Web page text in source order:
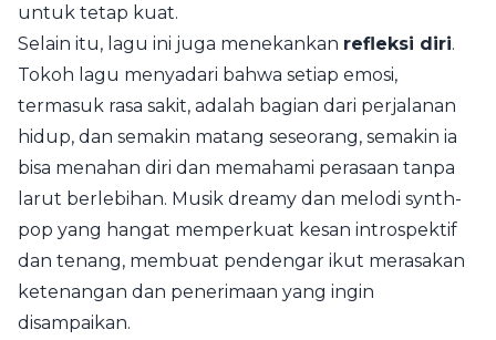
untuk tetap kuat.
Selain itu, lagu ini juga menekankan refleksi diri.
Tokoh lagu menyadari bahwa setiap emosi,
termasuk rasa sakit, adalah bagian dari perjalanan
hidup, dan semakin matang seseorang, semakin ia
bisa menahan diri dan memahami perasaan tanpa
larut berlebihan. Musik dreamy dan melodi synth-
pop yang hangat memperkuat kesan introspektif
dan tenang, membuat pendengar ikut merasakan
ketenangan dan penerimaan yang ingin
disampaikan.